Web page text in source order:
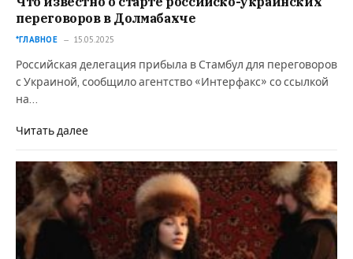
переговоров в Долмабахче
*ГЛАВНОЕ 15.05.2025
Российская делегация прибыла в Стамбул для переговоров
с Украиной, сообщило агентство «Интерфакс» со ссылкой
на…
Читать далее